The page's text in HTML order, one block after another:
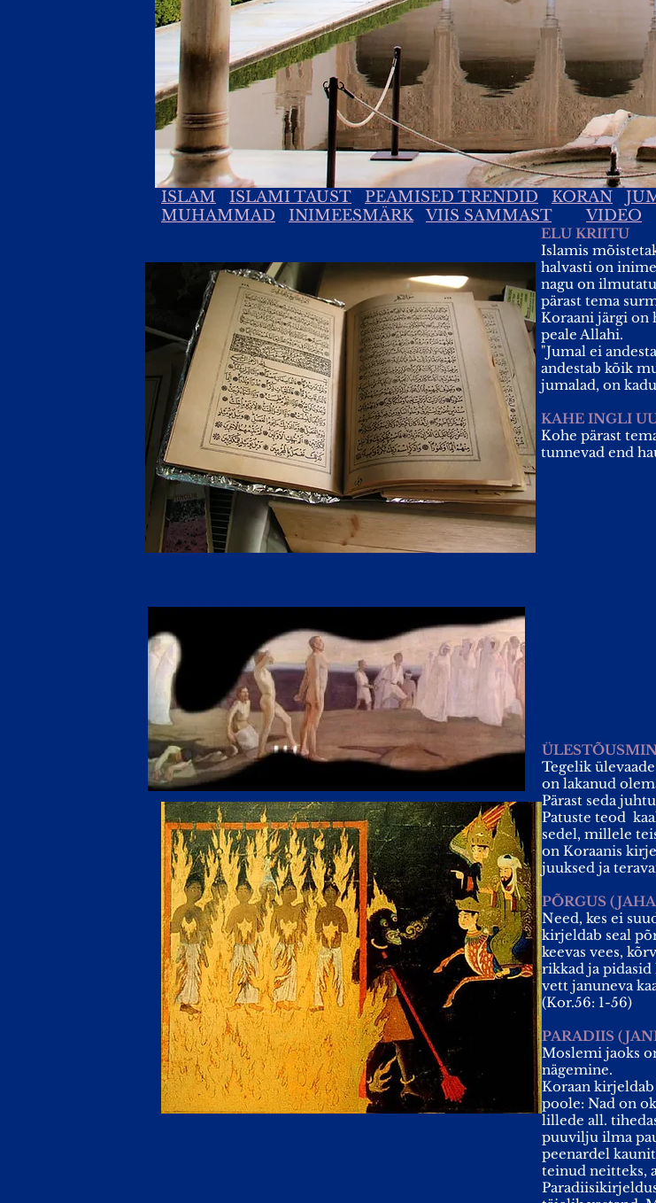
ISLAM ISLAMI TAUST PEAMISED TRENDID KORAN
MUHAMMAD
INIMEESMÄRK VIIS SAMMAST VIDEO
ELU KRIITU
Islamis
halvasti on
nagu on
pärast tema
Koraani järgi on
peale Allahi.
"Jumal ei
andestab kõik
jumalad, on
KAHE INGLI
Kohe pärast
tunnevad end
Tegelik
on lakanud
Pärast seda
Patuste teod
sedel, millele
on Koraanis
juuksed ja
PÕRGUS
Need, kes ei
kirjeldab seal
keevas vees,
rikkad ja pidasid
vett januneva
(Kor.56: 1-56)
PARADIIS
Moslemi jaoks
nägemine.
Koraan
poole: Nad on
lillede all.
puuvilju ilma
peenardel
teinud neitteks,